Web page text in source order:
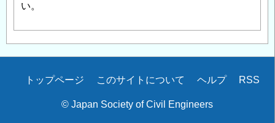
い。
Secondary
トップページ このサイトについて ヘルプ RSS
© Japan Society of Civil Engineers